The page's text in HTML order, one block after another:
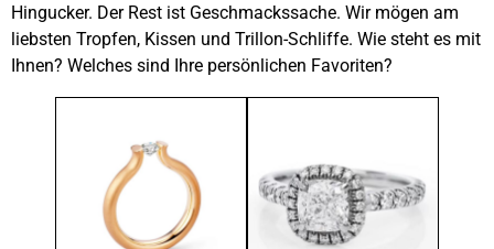
Hingucker. Der Rest ist Geschmackssache. Wir mögen am
liebsten Tropfen, Kissen und Trillon-Schliffe. Wie steht es mit
Ihnen? Welches sind Ihre persönlichen Favoriten?